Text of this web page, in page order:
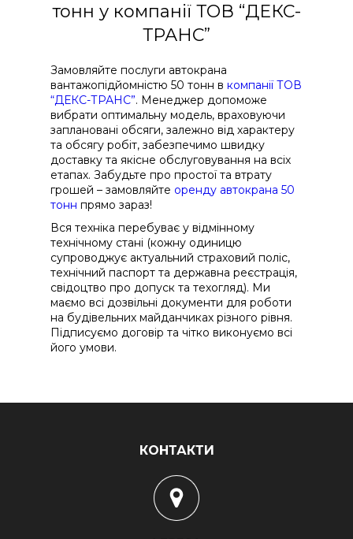
тонн у компанії ТОВ “ДЕКС-
ТРАНС”
Замовляйте послуги автокрана
вантажопідйомністю 50 тонн в компанії ТОВ
“ДЕКС-ТРАНС”. Менеджер допоможе
вибрати оптимальну модель, враховуючи
заплановані обсяги, залежно від характеру
та обсягу робіт, забезпечимо швидку
доставку та якісне обслуговування на всіх
етапах. Забудьте про простої та втрату
грошей – замовляйте оренду автокрана 50
тонн прямо зараз!
Вся техніка перебуває у відмінному
технічному стані (кожну одиницю
супроводжує актуальний страховий поліс,
технічний паспорт та державна реєстрація,
свідоцтво про допуск та техогляд). Ми
маємо всі дозвільні документи для роботи
на будівельних майданчиках різного рівня.
Підписуємо договір та чітко виконуємо всі
його умови.
КОНТАКТИ